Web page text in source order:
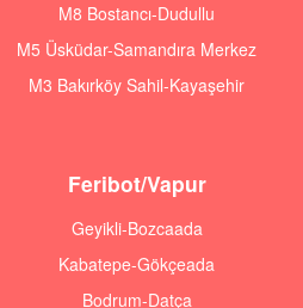
M8 Bostancı-Dudullu
M5 Üsküdar-Samandıra Merkez
M3 Bakırköy Sahil-Kayaşehir
Feribot/Vapur
Geyikli-Bozcaada
Kabatepe-Gökçeada
Bodrum-Datça